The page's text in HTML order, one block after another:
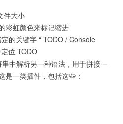
件大小
彩虹颜色来标记缩进
的关键字 “ TODO / Console
位 TODO
中解析另一种语法，用于拼接一
是一类插件，包括这些：